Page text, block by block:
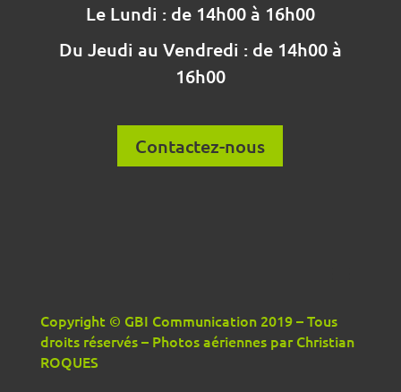
Le Lundi : de 14h00 à 16h00
Du Jeudi au Vendredi : de 14h00 à
16h00
Contactez-nous
Copyright © GBI Communication 2019 – Tous
droits réservés – Photos aériennes par Christian
ROQUES